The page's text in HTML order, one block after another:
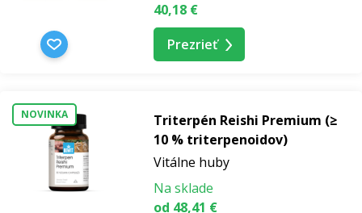
40,18 €
Prezrieť
NOVINKA
Triterpén Reishi Premium (≥
10 % triterpenoidov)
Vitálne huby
Na sklade
od 48,41 €